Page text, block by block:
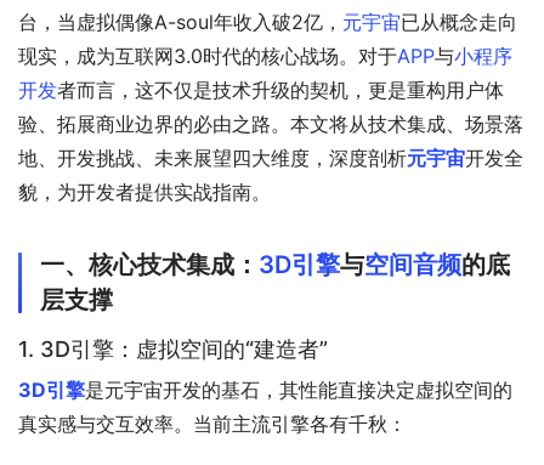
台，当虚拟偶像A-soul年收入破2亿， 元宇宙已从概念走向
现实，成为互联网3.0时代的核心战场。对于APP与小程序
开发者而言，这不仅是技术升级的契机，更是重构用户体
验、拓展商业边界的必由之路。本文将从技术集成、场景落
地、开发挑战、未来展望四大维度，深度剖析元宇宙开发全
貌，为开发者提供实战指南。
一、核心技术集成： 3D引擎与空间音频的底
层支撑
1. 3D引擎：虚拟空间的“建造者”
3D引擎是元宇宙开发的基石，其性能直接决定虚拟空间的
真实感与交互效率。当前主流引擎各有千秋：